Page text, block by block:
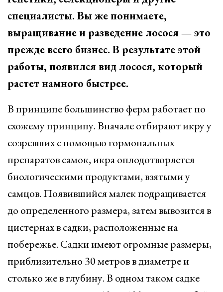
специалисты. Вы же понимаете,
выращивание и разведение лосося — это
прежде всего бизнес. В результате этой
работы, появился вид лосося, который
растет намного быстрее.
В принципе большинство ферм работает по
схожему принципу. Вначале отбирают икру у
созревших с помощью гормональных
препаратов самок, икра оплодотворяется
биологическими продуктами, взятыми у
самцов. Появившийся малек подращивается
до определенного размера, затем вывозится в
цистернах в садки, расположенные на
побережье. Садки имеют огромные размеры,
приблизительно 30 метров в диаметре и
столько же в глубину. В одном таком садке